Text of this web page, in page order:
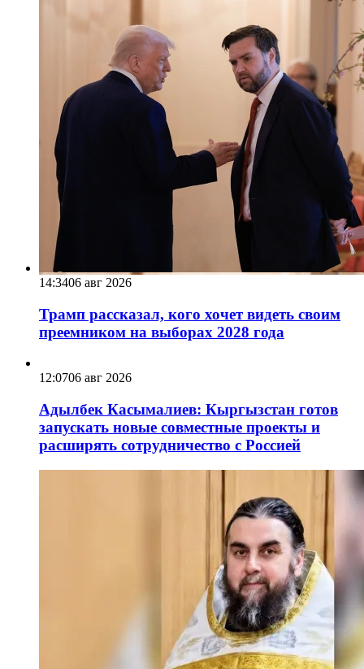
14:3406 авг 2026
Трамп рассказал, кого хочет видеть своим
преемником на выборах 2028 года
12:0706 авг 2026
Адылбек Касымалиев: Кыргызстан готов
запускать новые совместные проекты и
расширять сотрудничество с Россией